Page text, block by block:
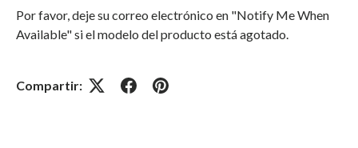
Por favor, deje su correo electrónico en "Notify Me When
Available" si el modelo del producto está agotado.
Compartir: